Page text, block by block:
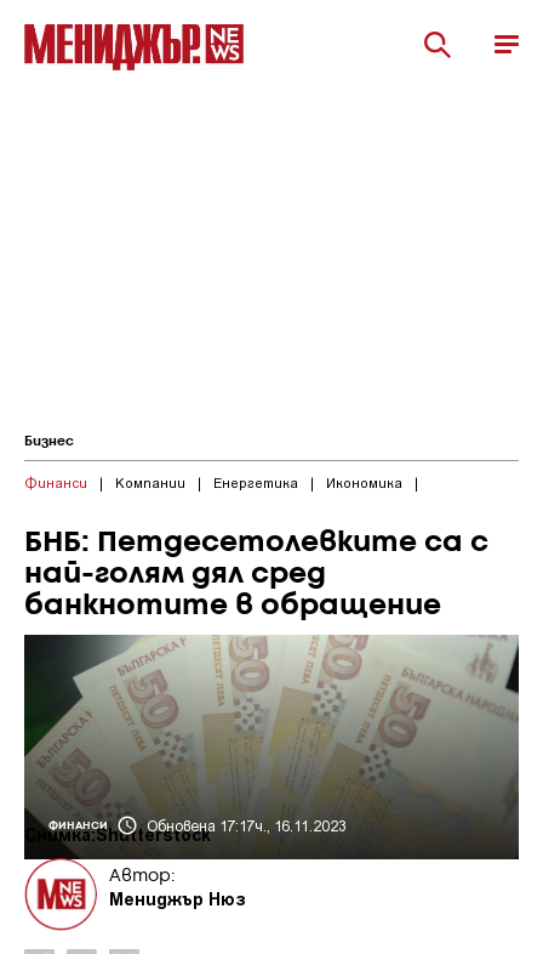
Бизнес
Финанси | Компании | Енергетика | Икономика |
БНБ: Петдесетолевките са с
най-голям дял сред
банкнотите в обращение
ФИНАНСИ Обновена 17:17ч., 16.11.2023
Снимка:Shutterstock
Автор:
Мениджър Нюз